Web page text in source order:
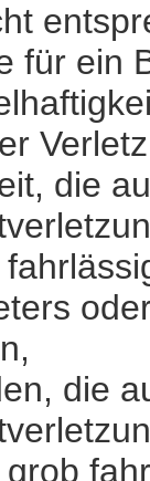
für ein
die
die